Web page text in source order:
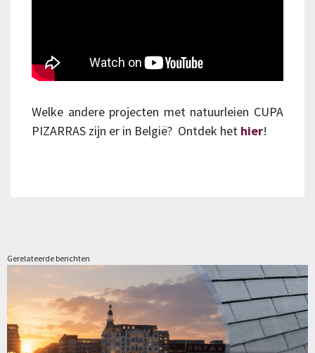
Welke andere projecten met natuurleien CUPA
PIZARRAS zijn er in België? Ontdek het hier!
Gerelateerde berichten